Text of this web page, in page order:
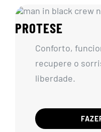
PROTESE
Conforto,
recupere o
liberdade.